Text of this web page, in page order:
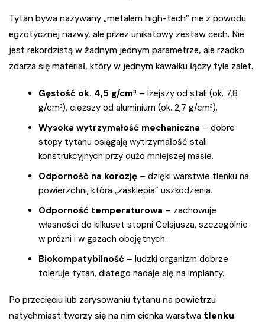
Tytan bywa nazywany „metalem high-tech” nie z powodu
egzotycznej nazwy, ale przez unikatowy zestaw cech. Nie
jest rekordzistą w żadnym jednym parametrze, ale rzadko
zdarza się materiał, który w jednym kawałku łączy tyle zalet.
Gęstość ok. 4,5 g/cm³ – lżejszy od stali (ok. 7,8
g/cm³), cięższy od aluminium (ok. 2,7 g/cm³).
Wysoka wytrzymałość mechaniczna – dobre
stopy tytanu osiągają wytrzymałość stali
konstrukcyjnych przy dużo mniejszej masie.
Odporność na korozję – dzięki warstwie tlenku na
powierzchni, która „zasklepia” uszkodzenia.
Odporność temperaturowa – zachowuje
własności do kilkuset stopni Celsjusza, szczególnie
w próżni i w gazach obojętnych.
Biokompatybilność – ludzki organizm dobrze
toleruje tytan, dlatego nadaje się na implanty.
Po przecięciu lub zarysowaniu tytanu na powietrzu
natychmiast tworzy się na nim cienka warstwa tlenku